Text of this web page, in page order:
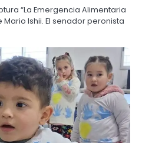
“La Emergencia Alimentaria
Ishii. El senador peronista